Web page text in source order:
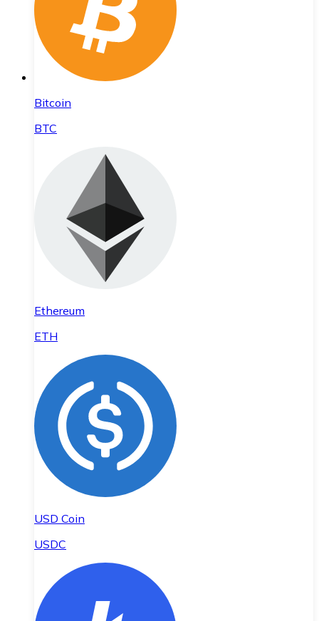
Bitcoin
BTC
Ethereum
ETH
USD Coin
USDC